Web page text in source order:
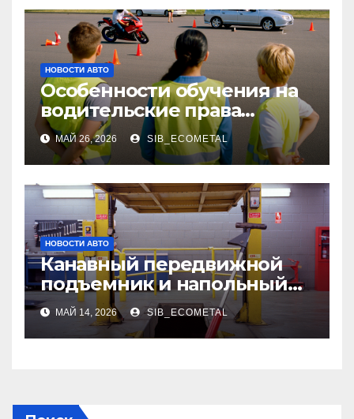
пополнением
стейблкоином
НОВОСТИ АВТО
Особенности обучения на
водительские права
категорий А, В и М
МАЙ 26, 2026 SIB_ECOMETAL
НОВОСТИ АВТО
Канавный передвижной
подъемник и напольный
трансмиссионный
домкрат: конструкция,
применение и
МАЙ 14, 2026 SIB_ECOMETAL